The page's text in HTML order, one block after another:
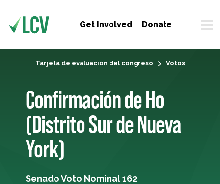
Get Involved Donate
Tarjeta de evaluación del congreso Votos
Confirmación de Ho
(Distrito Sur de Nueva
York)
Senado Voto Nominal 162